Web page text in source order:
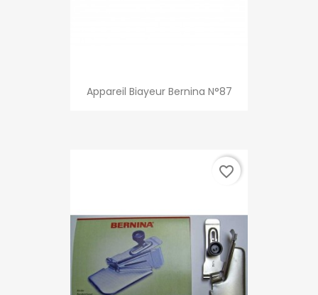
Appareil Biayeur Bernina N°87
favorite_border